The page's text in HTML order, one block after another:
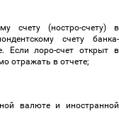
счету (ностро-счету) в
счету банка-
Если лоро-счет открыт в
отражать в отчете;
валюте и иностранной